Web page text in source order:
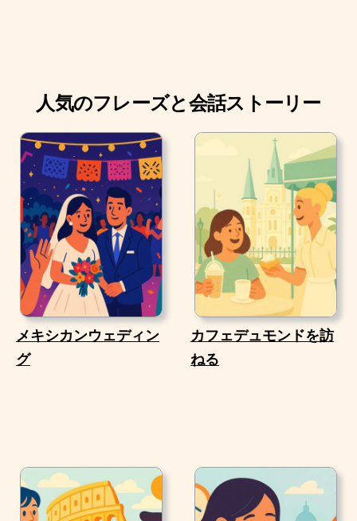
人気のフレーズと会話ストーリー
メキシカンウェディン
グ
カフェデュモンドを訪
ねる